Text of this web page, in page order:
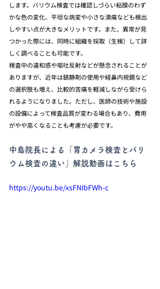
します。バリウム検査では確認しづらい粘膜のわず
かな色の変化、平坦な病変や小さな潰瘍なども検出
しやすい点が大きなメリットです。また、異常が見
つかった際には、同時に組織を採取（生検）して詳
しく調べることも可能です。
検査中の違和感や嘔吐反射などが懸念されることが
ありますが、近年は鎮静剤の使用や経鼻内視鏡など
の選択肢も増え、比較的苦痛を軽減しながら受けら
れるようになりました。ただし、医師の技術や施設
の設備によって検査品質が変わる場合もあり、費用
がやや高くなることも考慮が必要です。
中島院長による「胃カメラ検査とバリ
ウム検査の違い」解説動画はこちら
https://youtu.be/xsFNIbFWh-c